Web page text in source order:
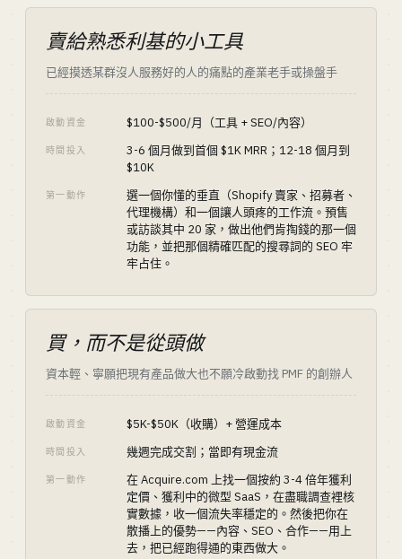
賣給熟悉利基的小工具
已經摸透某群沒人服務好的人的痛點的產業老手或操盤手
啟動資金 $100-$500/月（工具 + SEO/內容）
時間投入
3-6 個月做到首個 $1K MRR；12-18 個月到
$10K
第一動作
選一個你懂的垂直（Shopify 賣家、招募者、
代理機構）和一個讓人頭疼的工作流。預售
或訪談其中 20 家，做出他們肯掏錢的那一個
功能，並把那個精確匹配的搜尋詞的 SEO 牢
牢占住。
買，而不是從頭做
資本輕、寧願把現有產品做大也不願冷啟動找 PMF 的創辦人
啟動資金 $5K-$50K（收購）+ 營運成本
時間投入 幾週完成交割；當即有現金流
第一動作
在 Acquire.com 上找一個按約 3-4 倍年獲利
定價、獲利中的微型 SaaS，在盡職調查裡核
實數據，收一個流失率穩定的。然後把你在
散播上的優勢——內容、SEO、合作——用上
去，把已經跑得通的東西做大。